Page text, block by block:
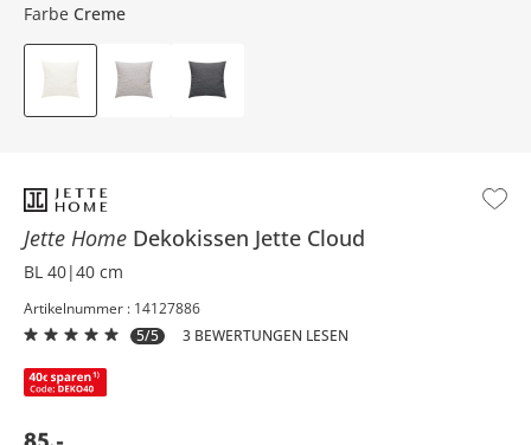
Jette Home Dekokissen Jette Cloud
BL 40|40 cm
Artikelnummer : 14127886
5/5
3 BEWERTUNGEN LESEN
Farbe Creme